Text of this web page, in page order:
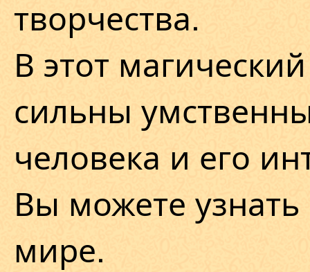
творчества.
В этот
сильны
человека и его
Вы можете
мире.